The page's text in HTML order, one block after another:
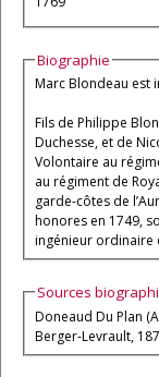
Biographie
Marc Blondeau est
Fils de Philippe
Duchesse, et de
Volontaire au
au régiment de
garde-côtes de
honores en 1749,
ingénieur ordinaire
Sources
Doneaud Du Plan
Berger-Levrault,